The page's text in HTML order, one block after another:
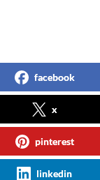
facebook
x
pinterest
linkedin